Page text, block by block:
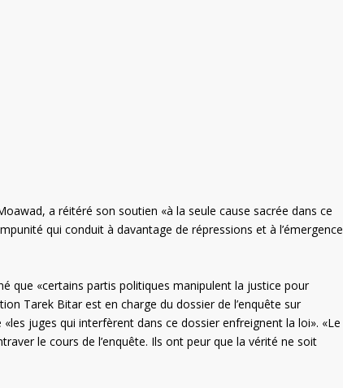
a réitéré son soutien «à la seule cause sacrée dans ce
qui conduit à davantage de répressions et à l’émergence
que «certains partis politiques manipulent la justice pour
Tarek Bitar est en charge du dossier de l’enquête sur
juges qui interfèrent dans ce dossier enfreignent la loi». «Le
le cours de l’enquête. Ils ont peur que la vérité ne soit